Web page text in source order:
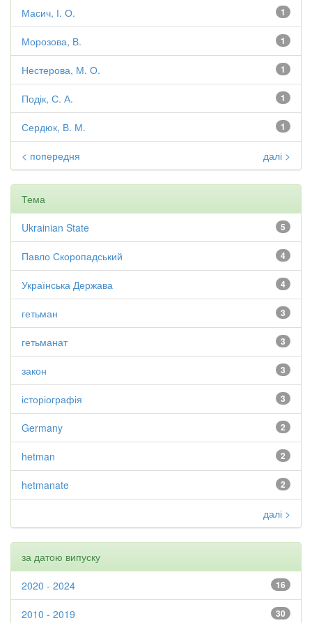
1
Масич, І. О.
1
Морозова, В.
1
Нестерова, М. О.
1
Подік, С. А.
1
Сердюк, В. М.
< попередня далі >
Тема
5
Ukrainian State
4
Павло Скоропадський
4
Українська Держава
3
гетьман
3
гетьманат
3
закон
3
історіографія
2
Germany
2
hetman
2
hetmanate
далі >
за датою випуску
16
2020 - 2024
30
2010 - 2019